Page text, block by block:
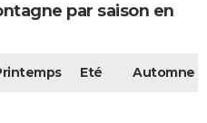
par saison en
Eté Automne